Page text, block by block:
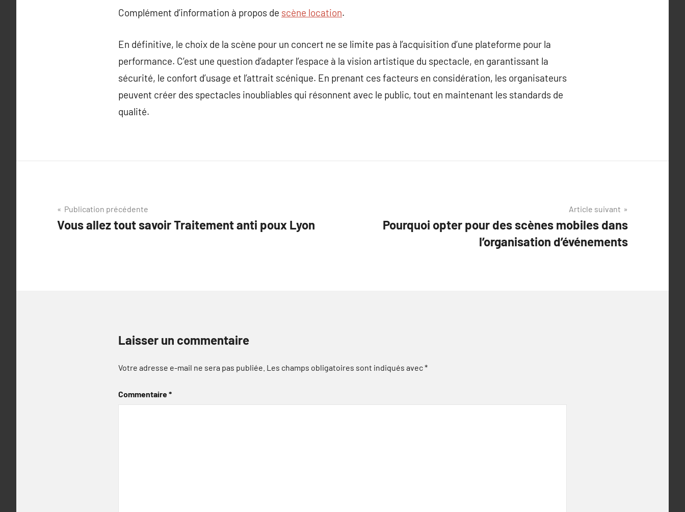
Complément d’information à propos de scène location.
En définitive, le choix de la scène pour un concert ne se limite pas à l’acquisition d’une plateforme pour la
performance. C’est une question d’adapter l’espace à la vision artistique du spectacle, en garantissant la
sécurité, le confort d’usage et l’attrait scénique. En prenant ces facteurs en considération, les organisateurs
peuvent créer des spectacles inoubliables qui résonnent avec le public, tout en maintenant les standards de
qualité.
Navigation
de
Publication précédente
Vous allez tout savoir Traitement anti poux Lyon
Article suivant
Pourquoi opter pour des scènes mobiles dans
l’organisation d’événements
Laisser un commentaire
Votre adresse e-mail ne sera pas publiée. Les champs obligatoires sont indiqués avec*
Commentaire*